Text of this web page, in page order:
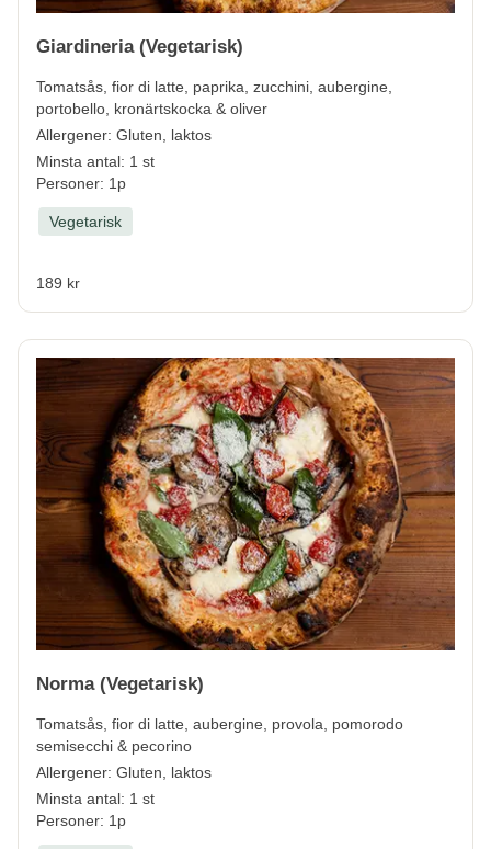
Giardineria (Vegetarisk)
Tomatsås, fior di latte, paprika, zucchini, aubergine,
portobello, kronärtskocka & oliver
Allergener: Gluten, laktos
Minsta antal: 1 st
Personer: 1p
Vegetarisk
189 kr
Norma (Vegetarisk)
Tomatsås, fior di latte, aubergine, provola, pomorodo
semisecchi & pecorino
Allergener: Gluten, laktos
Minsta antal: 1 st
Personer: 1p